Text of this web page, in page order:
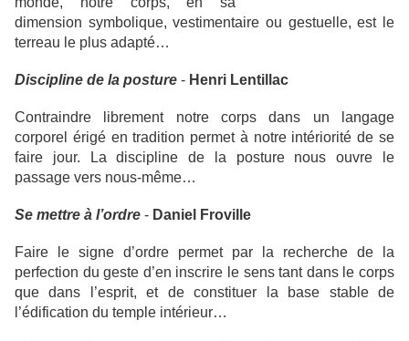
dimension symbolique, vestimentaire ou gestuelle, est le
terreau le plus adapté…
Discipline de la posture - Henri Lentillac
Contraindre librement notre corps dans un langage
corporel érigé en tradition permet à notre intériorité de se
faire jour. La discipline de la posture nous ouvre le
passage vers nous-même…
Se mettre à l’ordre - Daniel Froville
Faire le signe d’ordre permet par la recherche de la
perfection du geste d’en inscrire le sens tant dans le corps
que dans l’esprit, et de constituer la base stable de
l’édification du temple intérieur…